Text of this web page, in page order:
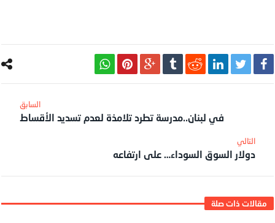
في لبنان..مدرسة تطرد تلامذة لعدم تسديد الأقساط
‎التالي
دولار السوق السوداء… على ارتفاعه ‏